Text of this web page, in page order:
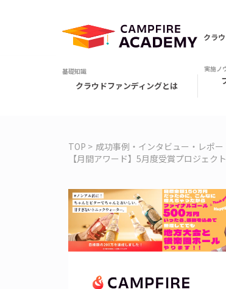
クラ
クラウドファンディングとは
TOP 成功事例・インタビュー・レポー
【月間アワード】5月度受賞プロジェク